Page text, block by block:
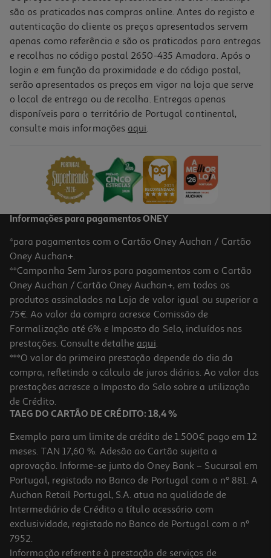
Coleira Repelente Cão Me Gusta Luminiscente
Spray Repelente Me Gusta Caes E Gatos 500ml
15.3 €/Lt
7,65 €
são os praticados nas compras online. Antes do registo e
autenticação do cliente os preços apresentados servem
apenas como referência e são os praticados para entregas
e recolhas no código postal 2650-435 Amadora. Após o
login e em função da proximidade e do código postal,
serão apresentados os preços em vigor na loja que serve
o local de entrega ou de recolha. Entregas apenas
disponíveis para o território de Portugal continental,
consulte mais informações aqui.
Informações para pagamentos ONEY
*para pagamentos com o Cartão Oney Auchan / Cartão
Oney Auchan+.
**Campanha Sem Juros para pagamentos com o Cartão
Oney Auchan / Cartão Oney Auchan+, em todos os
produtos assinalados na Loja de valor igual ou superior a
75€. Ao valor da compra acresce Comissão de
Formalização até 6% e Imposto do Selo, incluídos nas
prestações. Consulte detalhe aqui.
***O valor da primeira prestação depende do dia da
compra, refletindo o cálculo de juros diários. Ao valor das
prestações acresce o Imposto do Selo sobre a utilização
de Crédito.
TAEG DO CARTÃO DE CRÉDITO: 18,4 %
Exemplo para um limite de crédito de 1.500€ pago em 12
meses. TAN 17,60 %. Adesão ao Cartão sujeita a
aprovação. Informe-se junto do Oney Bank – Sucursal em
Portugal, registado no Banco de Portugal com o nº 881. A
Auchan Retail Portugal, S.A. atua na qualidade de
Intermediário de Crédito a título acessório com
exclusividade, registado no Banco de Portugal com o nº
7952.
Informação referente à prestação de serviços de